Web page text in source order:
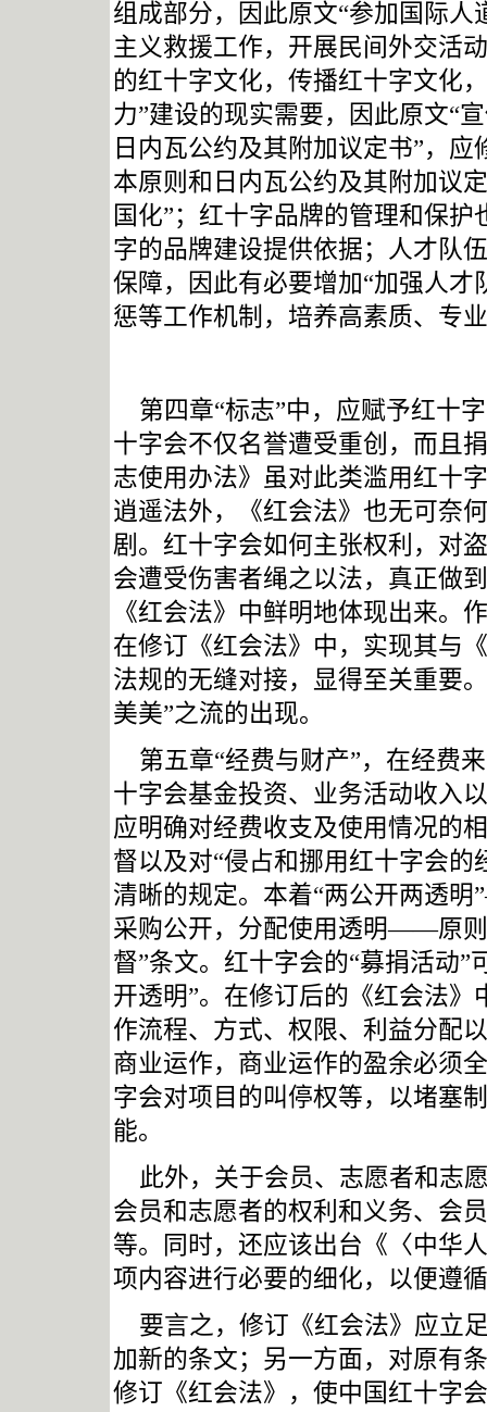
组成部分，因此原文“参加国际人
主义救援工作，开展民间外交活
的红十字文化，传播红十字文化
力”建设的现实需要，因此原文“
日内瓦公约及其附加议定书”，
本原则和日内瓦公约及其附加议
国化”；红十字品牌的管理和保
字的品牌建设提供依据；人才队
保障，因此有必要增加“加强人
惩等工作机制，培养高素质、专
第四章“标志”中，应赋予红十
十字会不仅名誉遭受重创，而且
志使用办法》虽对此类滥用红十
逍遥法外，《红会法》也无可奈
剧。红十字会如何主张权利，对
会遭受伤害者绳之以法，真正做
《红会法》中鲜明地体现出来。
在修订《红会法》中，实现其与
法规的无缝对接，显得至关重要。
美美”之流的出现。
第五章“经费与财产”，在经费
十字会基金投资、业务活动收入
应明确对经费收支及使用情况的
督以及对“侵占和挪用红十字会
清晰的规定。本着“两公开两透
采购公开，分配使用透明——原
督”条文。红十字会的“募捐活动
开透明”。在修订后的《红会法
作流程、方式、权限、利益分配
商业运作，商业运作的盈余必须
字会对项目的叫停权等，以堵塞
能。
此外，关于会员、志愿者和志
会员和志愿者的权利和义务、会
等。同时，还应该出台《〈中华
项内容进行必要的细化，以便遵
要言之，修订《红会法》应立
加新的条文；另一方面，对原有
修订《红会法》，使中国红十字